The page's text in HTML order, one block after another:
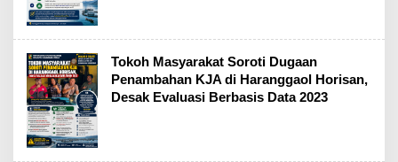
Tokoh Masyarakat Soroti Dugaan
Penambahan KJA di Haranggaol Horisan,
Desak Evaluasi Berbasis Data 2023